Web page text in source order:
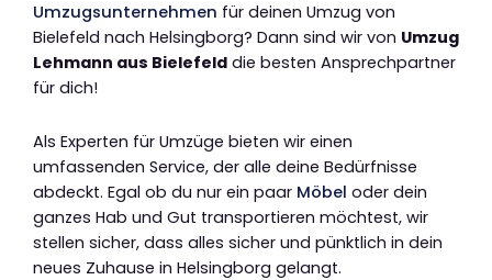
Umzugsunternehmen für deinen Umzug von
Bielefeld nach Helsingborg? Dann sind wir von Umzug
Lehmann aus Bielefeld die besten Ansprechpartner
für dich!
Als Experten für Umzüge bieten wir einen
umfassenden Service, der alle deine Bedürfnisse
abdeckt. Egal ob du nur ein paar Möbel oder dein
ganzes Hab und Gut transportieren möchtest, wir
stellen sicher, dass alles sicher und pünktlich in dein
neues Zuhause in Helsingborg gelangt.